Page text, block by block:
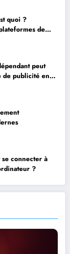
quoi ?
de
peut
de publicité en
connecter à
?